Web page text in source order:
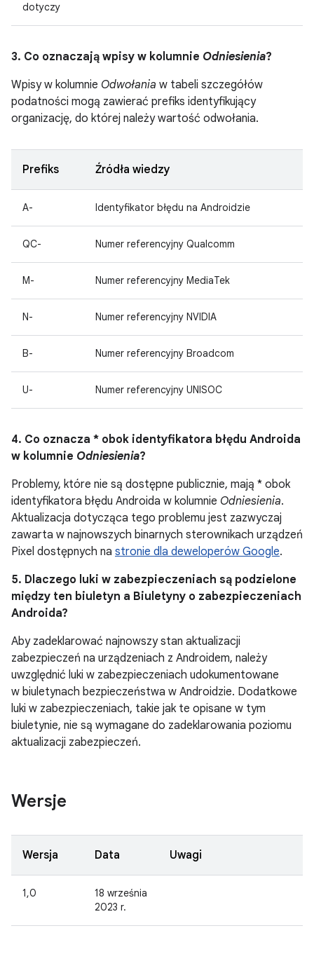
dotyczy
3. Co oznaczają wpisy w kolumnie Odniesienia?
Wpisy w kolumnie Odwołania w tabeli szczegółów
podatności mogą zawierać prefiks identyfikujący
organizację, do której należy wartość odwołania.
Prefiks Źródła wiedzy
A- Identyfikator błędu na Androidzie
QC- Numer referencyjny Qualcomm
M- Numer referencyjny MediaTek
N- Numer referencyjny NVIDIA
B- Numer referencyjny Broadcom
U- Numer referencyjny UNISOC
4. Co oznacza * obok identyfikatora błędu Androida
w kolumnie Odniesienia?
Problemy, które nie są dostępne publicznie, mają * obok
identyfikatora błędu Androida w kolumnie Odniesienia.
Aktualizacja dotycząca tego problemu jest zazwyczaj
zawarta w najnowszych binarnych sterownikach urządzeń
Pixel dostępnych na stronie dla deweloperów Google.
5. Dlaczego luki w zabezpieczeniach są podzielone
między ten biuletyn a Biuletyny o zabezpieczeniach
Androida?
Aby zadeklarować najnowszy stan aktualizacji
zabezpieczeń na urządzeniach z Androidem, należy
uwzględnić luki w zabezpieczeniach udokumentowane
w biuletynach bezpieczeństwa w Androidzie. Dodatkowe
luki w zabezpieczeniach, takie jak te opisane w tym
biuletynie, nie są wymagane do zadeklarowania poziomu
aktualizacji zabezpieczeń.
Wersje
Wersja Data Uwagi
1,0
18 września
2023 r.